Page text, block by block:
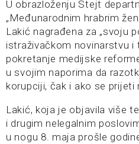
U obrazloženju Stejt
„Međunarodnim hrabrim
Lakić nagrađena za „svoju
istraživačkom novinarstvu
pokretanje medijske
u svojim naporima da
korupciji, čak i ako se prijeti
Lakić, koja je objavila više
i drugim nelegalnim
u nogu 8. maja prošle